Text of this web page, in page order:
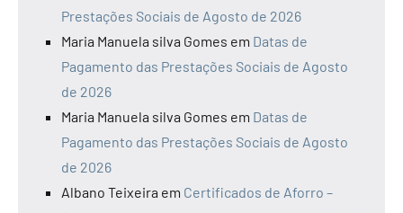
Prestações Sociais de Agosto de 2026
Maria Manuela silva Gomes em Datas de
Pagamento das Prestações Sociais de Agosto
de 2026
Maria Manuela silva Gomes em Datas de
Pagamento das Prestações Sociais de Agosto
de 2026
Albano Teixeira em Certificados de Aforro –